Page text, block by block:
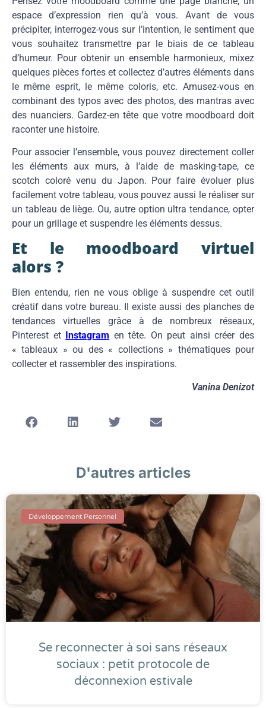
espace d’expression rien qu’à vous. Avant de vous
précipiter, interrogez-vous sur l’intention, le sentiment que
vous souhaitez transmettre par le biais de ce tableau
d’humeur. Pour obtenir un ensemble harmonieux, mixez
quelques pièces fortes et collectez d’autres éléments dans
le même esprit, le même coloris, etc. Amusez-vous en
combinant des typos avec des photos, des mantras avec
des nuanciers. Gardez-en tête que votre moodboard doit
raconter une histoire.
Pour associer l’ensemble, vous pouvez directement coller
les éléments aux murs, à l’aide de masking-tape, ce
scotch coloré venu du Japon. Pour faire évoluer plus
facilement votre tableau, vous pouvez aussi le réaliser sur
un tableau de liège. Ou, autre option ultra tendance, opter
pour un grillage et suspendre les éléments dessus.
Et le moodboard virtuel
alors ?
Bien entendu, rien ne vous oblige à suspendre cet outil
créatif dans votre bureau. Il existe aussi des planches de
tendances virtuelles grâce à de nombreux réseaux,
Pinterest et
Instagram en tête. On peut ainsi créer des
« tableaux » ou des « collections » thématiques pour
collecter et rassembler des inspirations.
Vanina Denizot
D'autres articles
Développement Personnel
Se reconnecter à soi sans réseaux
sociaux : petit protocole de
déconnexion estivale